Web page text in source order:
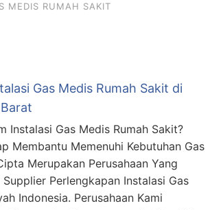
MEDIS RUMAH SAKIT
Gas Medis Rumah Sakit di
Instalasi Gas Medis Rumah Sakit?
Membantu Memenuhi Kebutuhan Gas
Merupakan Perusahaan Yang
Perlengkapan Instalasi Gas
Indonesia. Perusahaan Kami